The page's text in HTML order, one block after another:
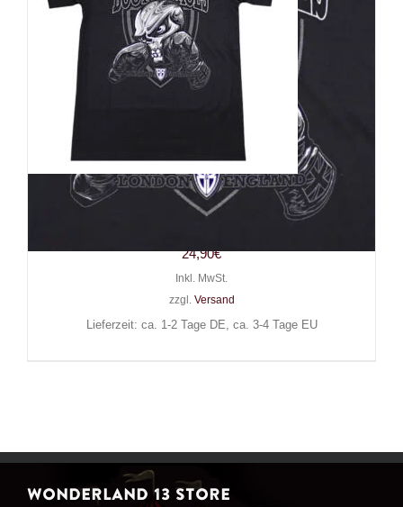
Boots & Braces T-Shirt Boots &
24,90€
Inkl. MwSt.
zzgl. Versand
Lieferzeit: ca. 1-2 Tage DE, ca. 3-4 Tage EU
WONDERLAND 13 STORE